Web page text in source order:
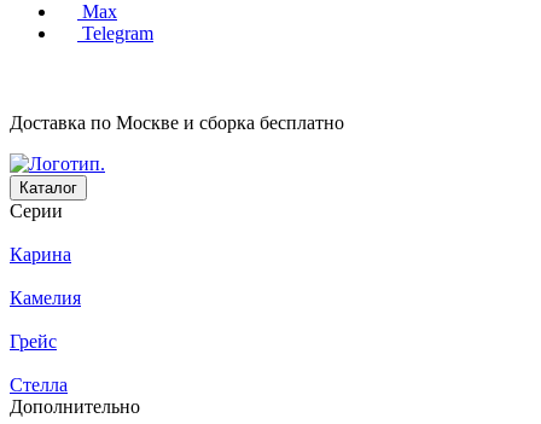
Max
Telegram
Доставка по Москве и сборка бесплатно
Каталог
Серии
Карина
Камелия
Грейс
Стелла
Дополнительно